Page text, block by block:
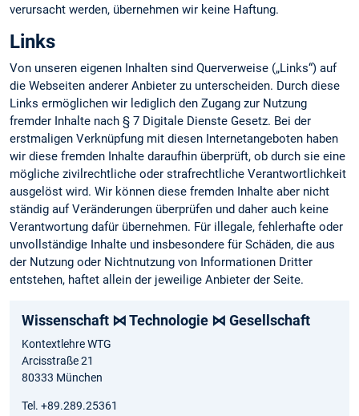
verursacht werden, übernehmen wir keine Haftung.
Links
Von unseren eigenen Inhalten sind Querverweise („Links“) auf
die Webseiten anderer Anbieter zu unterscheiden. Durch diese
Links ermöglichen wir lediglich den Zugang zur Nutzung
fremder Inhalte nach § 7 Digitale Dienste Gesetz. Bei der
erstmaligen Verknüpfung mit diesen Internetangeboten haben
wir diese fremden Inhalte daraufhin überprüft, ob durch sie eine
mögliche zivilrechtliche oder strafrechtliche Verantwortlichkeit
ausgelöst wird. Wir können diese fremden Inhalte aber nicht
ständig auf Veränderungen überprüfen und daher auch keine
Verantwortung dafür übernehmen. Für illegale, fehlerhafte oder
unvollständige Inhalte und insbesondere für Schäden, die aus
der Nutzung oder Nichtnutzung von Informationen Dritter
entstehen, haftet allein der jeweilige Anbieter der Seite.
Wissenschaft ⋈ Technologie ⋈ Gesellschaft
Kontextlehre WTG
Arcisstraße 21
80333 München
Tel. +89.289.25361